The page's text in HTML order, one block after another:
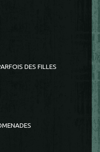
DES FILLES